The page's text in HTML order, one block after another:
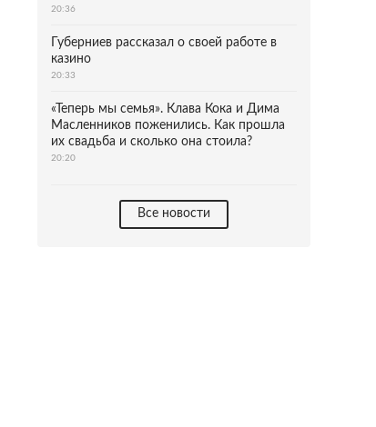
20:36
Губерниев рассказал о своей работе в
казино
20:33
«Теперь мы семья». Клава Кока и Дима
Масленников поженились. Как прошла
их свадьба и сколько она стоила?
20:20
Все новости